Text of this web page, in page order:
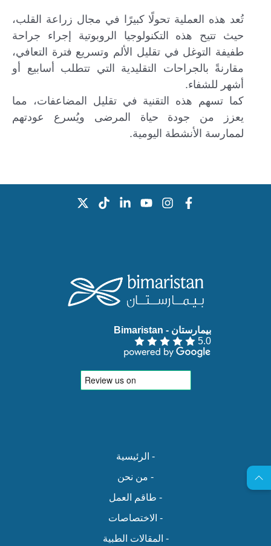
تُعد هذه العملية تحولًا كبيرًا في مجال زراعة القلب،
حيث تتيح هذه التكنولوجيا الروبوتية إجراء جراحة
طفيفة التوغل في تقليل الألم وتسريع فترة التعافي،
مقارنةً بالجراحات التقليدية التي تتطلب أسابيع أو
أشهر للشفاء.
كما تسهم هذه التقنية في تقليل المضاعفات، مما
يعزز من جودة حياة المرضى ويُسرع عودتهم
لممارسة الأنشطة اليومية.
بيمارستان - Bimaristan‏
5.0
- الرئيسية
- من نحن
- طاقم العمل
- الاختصاصات
- المقالات الطبية